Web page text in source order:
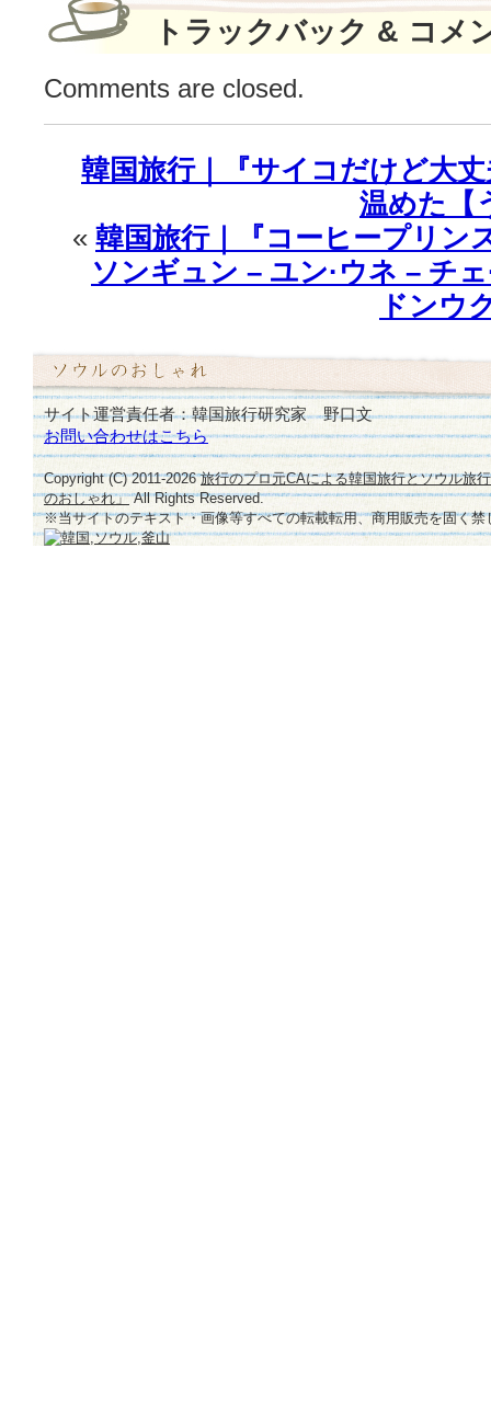
装
トラックバック & コメ
Comments are closed.
韓国旅行｜『サイコだけど大
温めた【
« 韓国旅行｜『コーヒープリン
ソンギュン – ユン·ウネ – チ
ドンウ
サイト運営責任者：韓国旅行研究家 野口文
お問い合わせはこちら
Copyright (C) 2011-2026旅行のプロ元CAによる韓国旅行とソウル旅
のおしゃれ」All Rights Reserved.
※当サイトのテキスト・画像等すべての転載転用、商用販売を固く禁